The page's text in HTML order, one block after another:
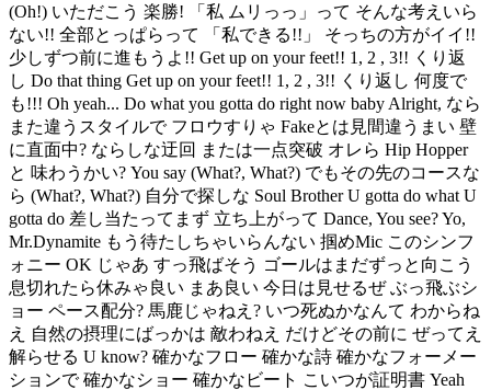
(Oh!) いただこう 楽勝! 「私 ムリっっ」って そんな考えいら
ない!! 全部とっぱらって 「私できる!!」 そっちの方がイイ!!
少しずつ前に進もうよ!! Get up on your feet!! 1, 2 , 3!! くり返
し Do that thing Get up on your feet!! 1, 2 , 3!! くり返し 何度で
も!!! Oh yeah... Do what you gotta do right now baby Alright, なら
また違うスタイルで フロウすりゃ Fakeとは見間違うまい 壁
に直面中? ならしな迂回 または一点突破 オレら Hip Hopper
と 味わうかい? You say (What?, What?) でもその先のコースな
ら (What?, What?) 自分で探しな Soul Brother U gotta do what U
gotta do 差し当たってまず 立ち上がって Dance, You see? Yo,
Mr.Dynamite もう待たしちゃいらんない 掴めMic このシンフ
ォニー OK じゃあ すっ飛ばそう ゴールはまだずっと向こう
息切れたら休みゃ良い まあ良い 今日は見せるぜ ぶっ飛ぶシ
ョー ペース配分? 馬鹿じゃねえ? いつ死ぬかなんて わからね
え 自然の摂理にばっかは 敵わねえ だけどその前に ぜってえ
解らせる U know? 確かなフロー 確かな詩 確かなフォーメー
ションで 確かなショー 確かなビート こいつが証明書 Yeah